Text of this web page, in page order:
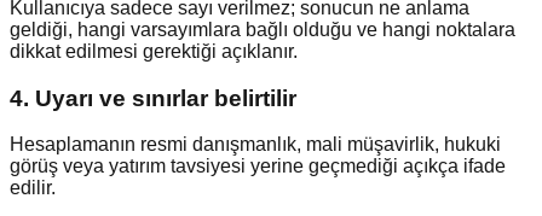
Kullanıcıya sadece sayı verilmez; sonucun ne anlama
geldiği, hangi varsayımlara bağlı olduğu ve hangi noktalara
dikkat edilmesi gerektiği açıklanır.
4. Uyarı ve sınırlar belirtilir
Hesaplamanın resmi danışmanlık, mali müşavirlik, hukuki
görüş veya yatırım tavsiyesi yerine geçmediği açıkça ifade
edilir.